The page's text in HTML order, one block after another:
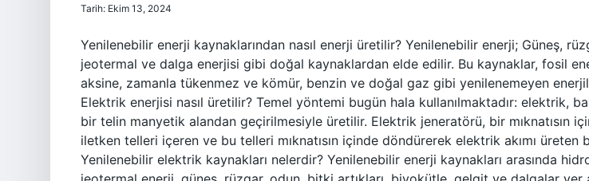
Tarih: Ekim 13, 2024
Yenilenebilir enerji kaynaklarından nasıl enerji üretilir? Yenilenebilir enerji; Güneş,
jeotermal ve dalga enerjisi gibi doğal kaynaklardan elde edilir. Bu kaynaklar, fosil
aksine, zamanla tükenmez ve kömür, benzin ve doğal gaz gibi yenilenemeyen
Elektrik enerjisi nasıl üretilir? Temel yöntemi bugün hala kullanılmaktadır: elektrik,
bir telin manyetik alandan geçirilmesiyle üretilir. Elektrik jeneratörü, bir mıknatısın
iletken telleri içeren ve bu telleri mıknatısın içinde döndürerek elektrik akımı üreten
Yenilenebilir elektrik kaynakları nelerdir? Yenilenebilir enerji kaynakları arasında